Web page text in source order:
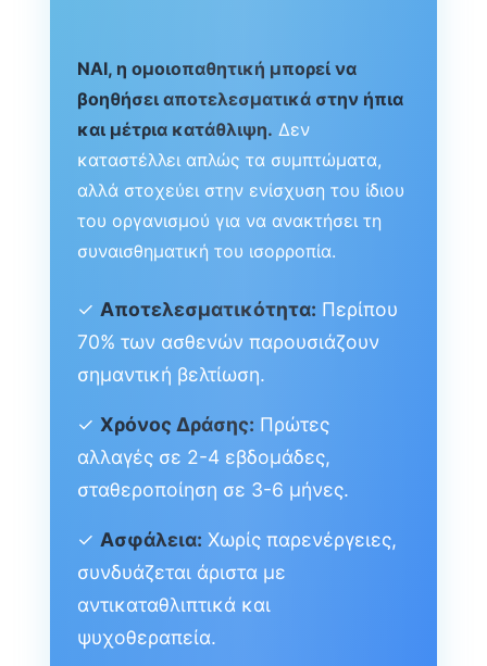
ΝΑΙ, η ομοιοπαθητική μπορεί να
βοηθήσει αποτελεσματικά στην ήπια
και μέτρια κατάθλιψη. Δεν
καταστέλλει απλώς τα συμπτώματα,
αλλά στοχεύει στην ενίσχυση του ίδιου
του οργανισμού για να ανακτήσει τη
συναισθηματική του ισορροπία.
✓ Αποτελεσματικότητα: Περίπου
70% των ασθενών παρουσιάζουν
σημαντική βελτίωση.
✓Χρόνος Δράσης: Πρώτες
αλλαγές σε 2-4 εβδομάδες,
σταθεροποίηση σε 3-6 μήνες.
✓Ασφάλεια: Χωρίς παρενέργειες,
συνδυάζεται άριστα με
αντικαταθλιπτικά και
ψυχοθεραπεία.